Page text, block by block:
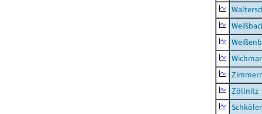
Wichmar
Zöllnitz